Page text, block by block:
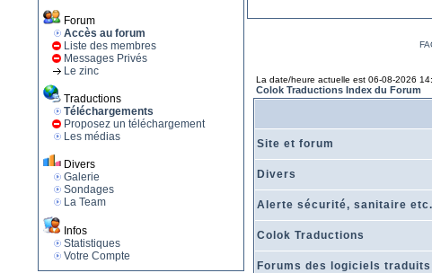
Forum
Accès au forum
Liste des membres
Messages Privés
Le zinc
Traductions
Téléchargements
Proposez un téléchargement
Les médias
Divers
Galerie
Sondages
La Team
Infos
Statistiques
Votre Compte
La date/heure actuelle est 06-08-2026
Colok Traductions Index du Forum
Site et forum
Divers
Alerte sécurité, sanitaire
Colok Traductions
Forums des logiciels traduits